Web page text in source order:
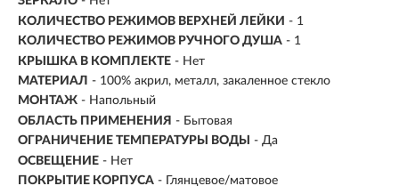
КОЛИЧЕСТВО РЕЖИМОВ ВЕРХНЕЙ ЛЕЙКИ - 1
КОЛИЧЕСТВО РЕЖИМОВ РУЧНОГО ДУША - 1
КРЫШКА В КОМПЛЕКТЕ - Нет
МАТЕРИАЛ - 100% акрил, металл, закаленное стекло
МОНТАЖ - Напольный
ОБЛАСТЬ ПРИМЕНЕНИЯ - Бытовая
ОГРАНИЧЕНИЕ ТЕМПЕРАТУРЫ ВОДЫ
- Да
ОСВЕЩЕНИЕ - Нет
ПОКРЫТИЕ КОРПУСА - Глянцевое/матовое